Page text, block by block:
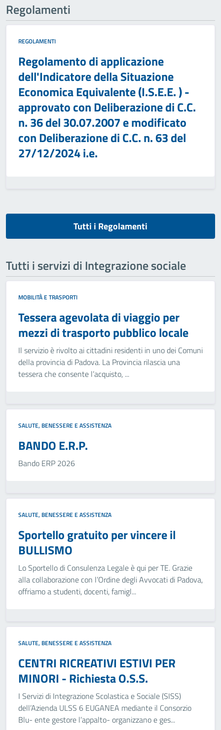
Regolamenti
REGOLAMENTI
Regolamento di applicazione
dell'Indicatore della Situazione
Economica Equivalente (I.S.E.E. ) -
approvato con Deliberazione di C.C.
n. 36 del 30.07.2007 e modificato
con Deliberazione di C.C. n. 63 del
27/12/2024 i.e.
Tutti i Regolamenti
Tutti i servizi di Integrazione sociale
MOBILITÀ E TRASPORTI
Tessera agevolata di viaggio per
mezzi di trasporto pubblico locale
Il servizio è rivolto ai cittadini residenti in uno dei Comuni
della provincia di Padova. La Provincia rilascia una
tessera che consente l’acquisto, ...
SALUTE, BENESSERE E ASSISTENZA
BANDO E.R.P.
Bando ERP 2026
SALUTE, BENESSERE E ASSISTENZA
Sportello gratuito per vincere il
BULLISMO
Lo Sportello di Consulenza Legale è qui per TE. Grazie
alla collaborazione con l’Ordine degli Avvocati di Padova,
offriamo a studenti, docenti, famigl...
SALUTE, BENESSERE E ASSISTENZA
CENTRI RICREATIVI ESTIVI PER
MINORI - Richiesta O.S.S.
I Servizi di Integrazione Scolastica e Sociale (SISS)
dell’Azienda ULSS 6 EUGANEA mediante il Consorzio
Blu- ente gestore l’appalto- organizzano e ges...